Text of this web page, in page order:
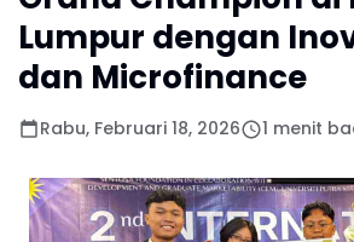
Lumpur dengan
dan Microfinance
Rabu, Februari 18, 2026 1 menit